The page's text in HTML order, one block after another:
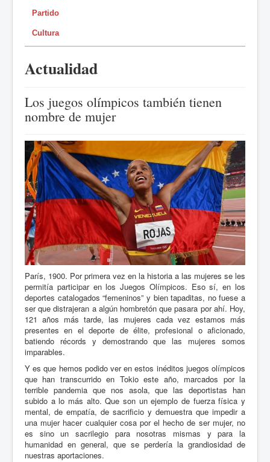
Partido
Cultura
Actualidad
Los juegos olímpicos también tienen
nombre de mujer
París, 1900. Por primera vez en la historia a las mujeres se les
permitía participar en los Juegos Olímpicos. Eso sí, en los
deportes catalogados “femeninos” y bien tapaditas, no fuese a
ser que distrajeran a algún hombretón que pasara por ahí. Hoy,
121 años más tarde, las mujeres cada vez estamos más
presentes en el deporte de élite, profesional o aficionado,
batiendo récords y demostrando que las mujeres somos
imparables.
Y es que hemos podido ver en estos inéditos juegos olímpicos
que han transcurrido en Tokio este año, marcados por la
terrible pandemia que nos asola, que las deportistas han
subido a lo más alto. Que son un ejemplo de fuerza física y
mental, de empatía, de sacrificio y demuestra que impedir a
una mujer hacer cualquier cosa por el hecho de ser mujer, no
es sino un sacrilegio para nosotras mismas y para la
humanidad en general, que se perdería la grandiosidad de
nuestras aportaciones.